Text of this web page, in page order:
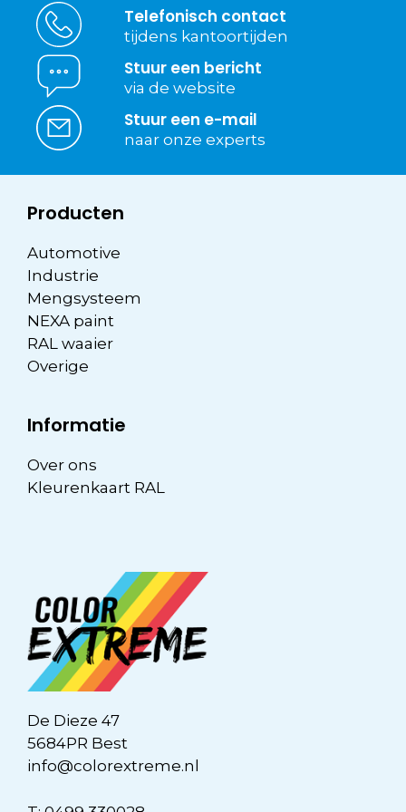
Telefonisch contact
tijdens kantoortijden
Stuur een bericht
via de website
Stuur een e-mail
naar onze experts
Producten
Automotive
Industrie
Mengsysteem
NEXA paint
RAL waaier
Overige
Informatie
Over ons
Kleurenkaart RAL
De Dieze 47
5684PR Best
info@colorextreme.nl